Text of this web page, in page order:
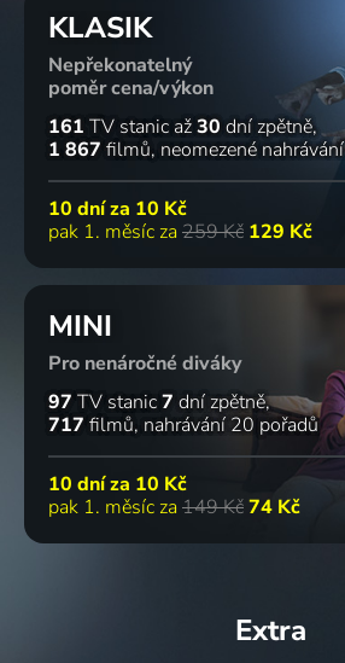
KLASIK
Nepřekonatelný
poměr cena/výkon
161 TV stanic až30 dní zpětně
1 867 filmů neomezené nahrávání
10 dní za 10 Kč
pak 1. měsíc za 259 Kč 129 Kč
MINI
Pro nenáročné diváky
97 TV stanic7 dní zpětně
717 filmů nahrávání 20 pořadů
10 dní za 10 Kč
pak 1. měsíc za 149 Kč74 Kč
Extra